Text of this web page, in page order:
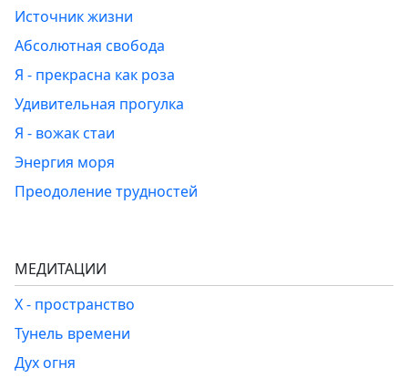
Источник жизни
Абсолютная свобода
Я - прекрасна как роза
Удивительная прогулка
Я - вожак стаи
Энергия моря
Преодоление трудностей
МЕДИТАЦИИ
Х - пространство
Тунель времени
Дух огня